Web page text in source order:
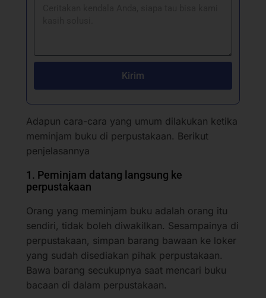
Kirim
Adapun cara-cara yang umum dilakukan ketika
meminjam buku di perpustakaan. Berikut
penjelasannya
1. Peminjam datang langsung ke
perpustakaan
Orang yang meminjam buku adalah orang itu
sendiri, tidak boleh diwakilkan. Sesampainya di
perpustakaan, simpan barang bawaan ke loker
yang sudah disediakan pihak perpustakaan.
Bawa barang secukupnya saat mencari buku
bacaan di dalam perpustakaan.